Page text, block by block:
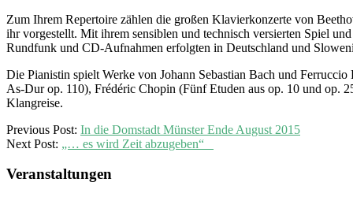
Zum Ihrem Repertoire zählen die großen Klavierkonzerte von
ihr vorgestellt. Mit ihrem sensiblen und technisch versierten Spiel
Rundfunk und CD-Aufnahmen erfolgten in Deutschland und
Die Pianistin spielt Werke von Johann Sebastian Bach und
As-Dur op. 110), Frédéric Chopin (Fünf Etuden aus op. 10 und op.
Klangreise.
2015-
08-
Previous Post: In die Domstadt Münster Ende August 2015
Next Post: „… es wird Zeit abzugeben“
Veranstaltungen